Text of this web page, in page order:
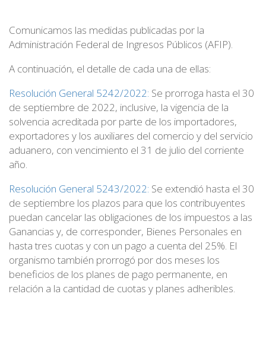
Comunicamos las medidas publicadas por la
Administración Federal de Ingresos Públicos (AFIP).
A continuación, el detalle de cada una de ellas:
Resolución General 5242/2022: Se prorroga hasta el 30
de septiembre de 2022, inclusive, la vigencia de la
solvencia acreditada por parte de los importadores,
exportadores y los auxiliares del comercio y del servicio
aduanero, con vencimiento el 31 de julio del corriente
año.
Resolución General 5243/2022: Se extendió hasta el 30
de septiembre los plazos para que los contribuyentes
puedan cancelar las obligaciones de los impuestos a las
Ganancias y, de corresponder, Bienes Personales en
hasta tres cuotas y con un pago a cuenta del 25%. El
organismo también prorrogó por dos meses los
beneficios de los planes de pago permanente, en
relación a la cantidad de cuotas y planes adheribles.